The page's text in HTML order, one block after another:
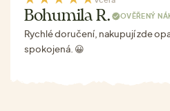
Bohumila R. OVĚŘENÝ
Rychlé doručení, nakupují zde
spokojená. 😀